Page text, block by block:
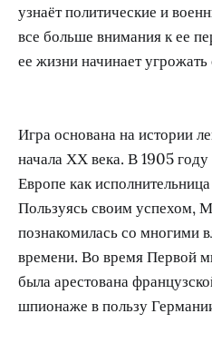
узнаёт политические и
все больше внимания к ее
ее жизни начинает угрожать
Игра основана на истории
начала ХХ века. В 1905 году
Европе как
Пользуясь своим успехом,
познакомилась со многими
времени. Во время Первой
была арестована
шпионаже в пользу